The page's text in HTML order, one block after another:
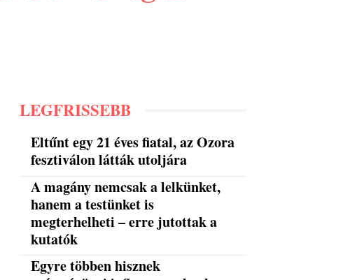
LEGFRISSEBB
Eltűnt egy 21 éves fiatal, az Ozora
fesztiválon látták utoljára
A magány nemcsak a lelkünket,
hanem a testünket is
megterhelheti – erre jutottak a
kutatók
Egyre többen hisznek